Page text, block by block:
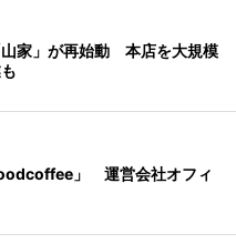
家」が再始動 本店を大規模
」 運営会社オフィ